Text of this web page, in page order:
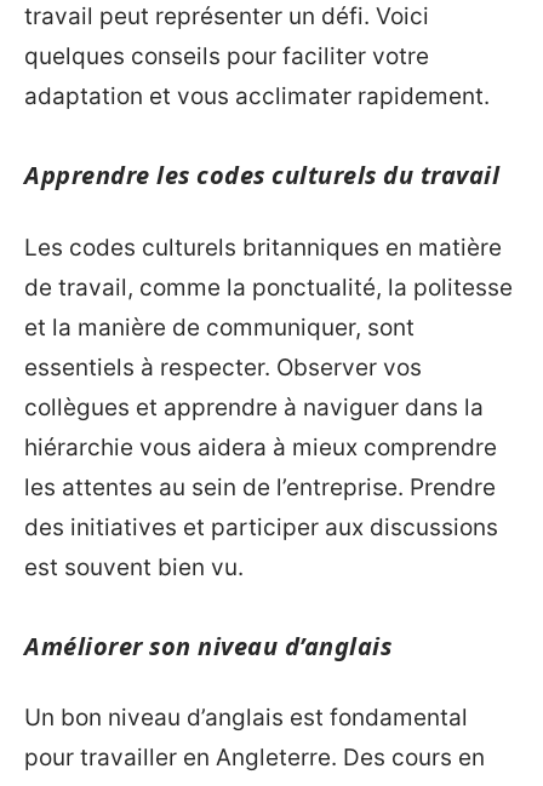
travail peut représenter un défi. Voici
quelques conseils pour faciliter votre
adaptation et vous acclimater rapidement.
Apprendre les codes culturels du travail
Les codes culturels britanniques en matière
de travail, comme la ponctualité, la politesse
et la manière de communiquer, sont
essentiels à respecter. Observer vos
collègues et apprendre à naviguer dans la
hiérarchie vous aidera à mieux comprendre
les attentes au sein de l’entreprise. Prendre
des initiatives et participer aux discussions
est souvent bien vu.
Améliorer son niveau d’anglais
Un bon niveau d’anglais est fondamental
pour travailler en Angleterre. Des cours en